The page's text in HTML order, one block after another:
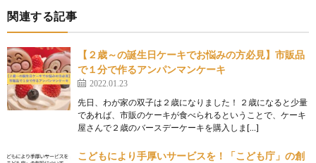
関連する記事
【２歳～の誕生日ケーキでお悩みの方必見】市販品
で１分で作るアンパンマンケーキ
2022.01.23
先日、わが家の双子は２歳になりました！ ２歳になると少量
であれば、市販のケーキが食べられるということで、ケーキ
屋さんで２歳のバースデーケーキを購入しま[…]
こどもにより手厚いサービスを！「こども庁」の創